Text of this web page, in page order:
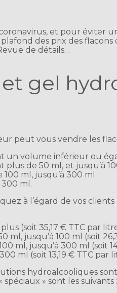
et pour éviter
des prix des
de détails…
et gel
peut vous vendre les
un volume inférieur ou
de 50 ml, et jusqu’à
ml, jusqu’à 300 ml ;
ml.
à l’égard de vos clients
(soit 35,17 € TTC par
ml, jusqu’à 100 ml (soit
ml, jusqu’à 300 ml (soit
ml (soit 13,19 € TTC par
hydroalcooliques
» sont les suivants :